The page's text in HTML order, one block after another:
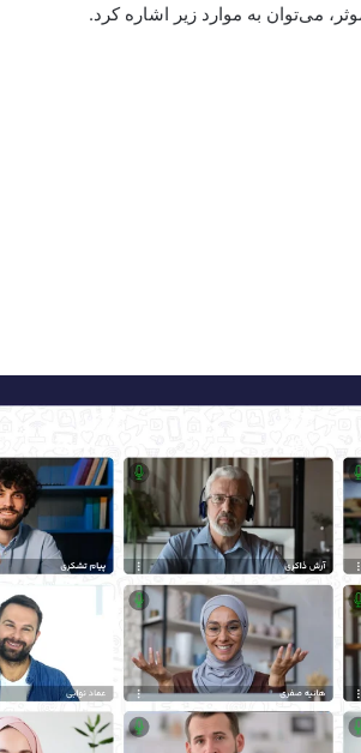
می‌توان به موارد زیر اشاره کرد.